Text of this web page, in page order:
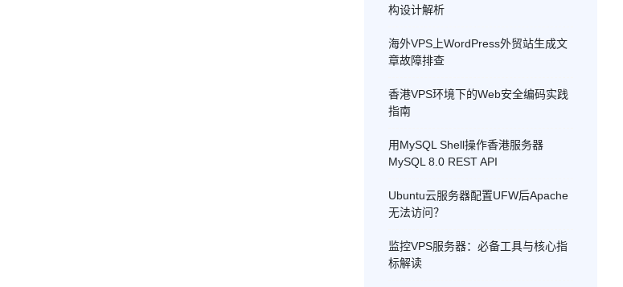
构设计解析
海外VPS上WordPress外贸站生成文
章故障排查
香港VPS环境下的Web安全编码实践
指南
用MySQL Shell操作香港服务器
MySQL 8.0 REST API
Ubuntu云服务器配置UFW后Apache
无法访问？
监控VPS服务器：必备工具与核心指
标解读